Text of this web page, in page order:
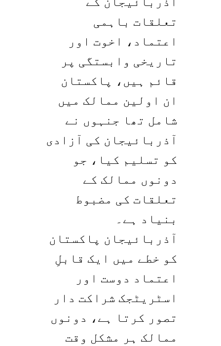
تعلقات باہمی
اعتماد، اخوت اور
تاریخی وابستگی پر
قائم ہیں، پاکستان
ان اولین ممالک میں
شامل تھا جنہوں نے
آذربائیجان کی آزادی
کو تسلیم کیا، جو
دونوں ممالک کے
تعلقات کی مضبوط
بنیاد ہے۔
آذربائیجان پاکستان
کو خطے میں ایک قابلِ
اعتماد دوست اور
اسٹریٹجک شراکت دار
تصور کرتا ہے، دونوں
ممالک ہر مشکل وقت